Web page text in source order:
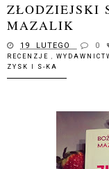
ZŁODZIEJSKI
MAZALIK
19 LUTEGO 0
RECENZJE ,
ZYSK I S-KA